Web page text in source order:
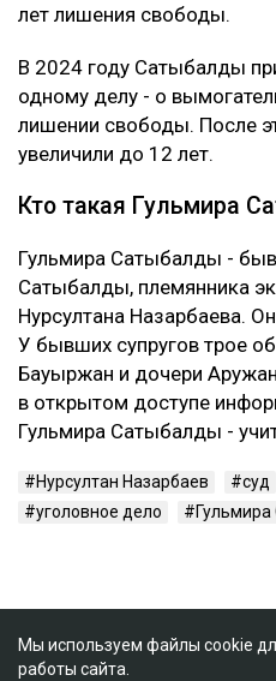
лет лишения свободы.
В 2024 году Сатыбалды
одному делу - о
лишении свободы. После
увеличили до 12 лет.
Кто такая Гульмира
Гульмира Сатыбалды -
Сатыбалды, племянника
Нурсултана Назарбаева.
У бывших супругов трое
Бауыржан и дочери
в открытом доступе
Гульмира Сатыбалды -
Нурсултан Назарбаев суд
уголовное дело
Мы используем файлы cookie
работы сайта.